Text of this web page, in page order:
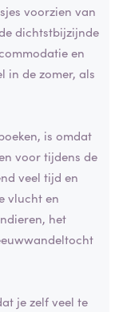
voorzien van
dichtstbijzijnde
en
in de zomer, als
is omdat
voor tijdens de
veel tijd en
vlucht en
het
je zelf veel te